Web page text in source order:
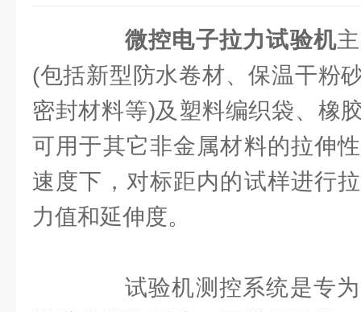
微控电子拉力试验机
(包括新型防水卷材、保温干粉
密封材料等)及塑料编织袋、橡
可用于其它非金属材料的拉伸
速度下，对标距内的试样进行
力值和延伸度。
试验机测控系统是专为